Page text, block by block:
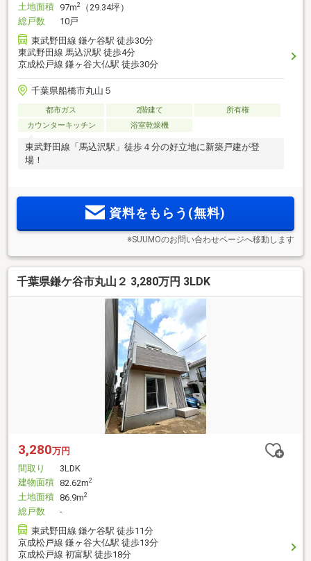
土地面積 97m2
（29.34坪）
総戸数
10戸
東武野田線 鎌ケ谷駅 徒歩30分
東武野田線 馬込沢駅 徒歩4分
京成松戸線 鎌ヶ谷大仏駅 徒歩30分
千葉県船橋市丸山５
都市ガス 2階建て
所有権
カウンターキッチン
浴室乾燥機
東武野田線「馬込沢駅」徒歩４分の好立地に新築戸建が登
場！
資料をもらう(無料)
※SUUMOのお問い合わせページへ移動します
千葉県鎌ケ谷市丸山２ 3,280万円 3LDK
3,280万円
間取り
3LDK
建物面積 82.62m2
土地面積 86.9m2
総戸数
-
東武野田線 鎌ケ谷駅 徒歩11分
京成松戸線 鎌ヶ谷大仏駅 徒歩13分
京成松戸線 初富駅 徒歩18分